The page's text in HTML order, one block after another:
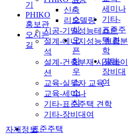
신축
리모델링
시공-기밀성능테스트
설계-에너지성능 현황분
석
설계-건축부재 시뮬레이
션
교육-실무자 교육
교육-세미나
기타-표준주택 견학
기타-장비대여
표준주택
기
PHIKO
홍보관
오시는
길
/
소
식
오
픈
하
우
스
소
식
세미나
기타-
표준주
택 견
학
기타-
장비대
여
자재정보